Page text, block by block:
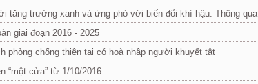
tăng trưởng xanh và ứng phó với biến đổi khí hậu: Thông qua
giai đoạn 2016 - 2025
phòng chống thiên tai có hoà nhập người khuyết tật
“một cửa” từ 1/10/2016